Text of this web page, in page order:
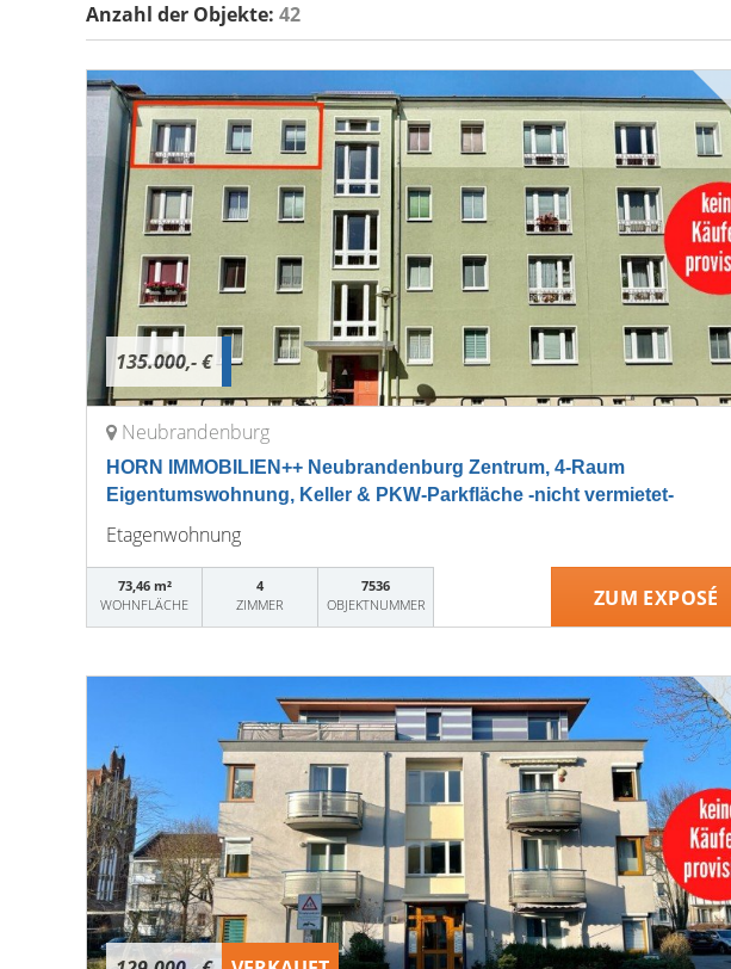
Anzahl der Objekte: 42
135.000,- €
Neubrandenburg
HORN IMMOBILIEN++ Neubrandenburg Zentrum, 4-Raum
Eigentumswohnung, Keller & PKW-Parkfläche -nicht vermietet-
Etagenwohnung
73,46 m²
WOHNFLÄCHE
4
ZIMMER
7536
OBJEKTNUMMER
ZUM EXPOSÉ